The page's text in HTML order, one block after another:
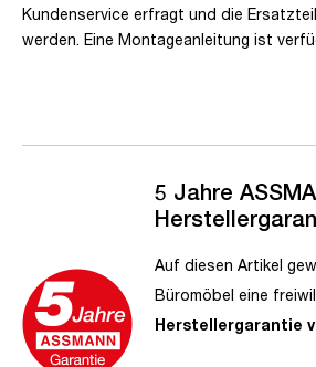
Kundenservice erfragt und die
werden. Eine Montageanleitung ist
5 Jahre
Auf diesen Artikel
Büromöbel eine
Herstellergarantie